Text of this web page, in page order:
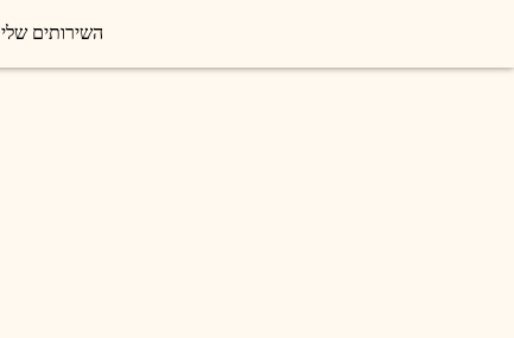
השירותים שלי